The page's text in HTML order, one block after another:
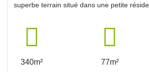
superbe terrain situé dans une petite
340m² 77m²